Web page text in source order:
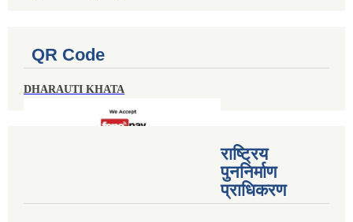
QR Code
DHARAUTI KHATA
राष्ट्रिय
पुननिर्माण
प्राधिकरण